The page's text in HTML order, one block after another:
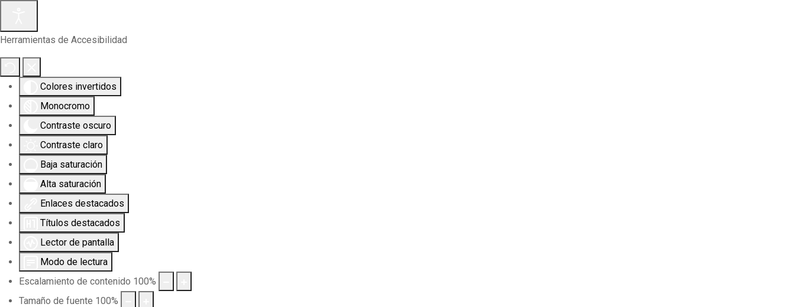
Herramientas de Accesibilidad
Colores invertidos
Monocromo
Contraste oscuro
Contraste claro
Baja saturación
Alta saturación
Enlaces destacados
Títulos destacados
Lector de pantalla
Modo de lectura
Escalamiento de contenido 100%
Tamaño de fuente 100%